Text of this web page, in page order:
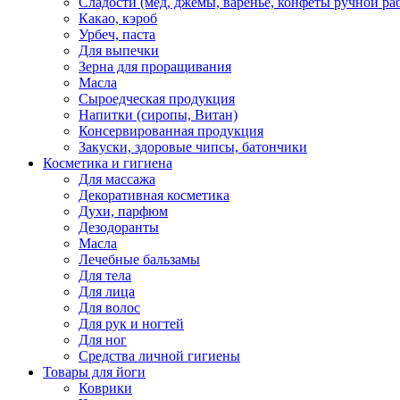
Какао, кэроб
Урбеч, паста
Для выпечки
Зерна для проращивания
Масла
Сыроедческая продукция
Напитки (сиропы, Витан)
Консервированная продукция
Закуски, здоровые чипсы, батончики
Косметика и гигиена
Для массажа
Декоративная косметика
Духи, парфюм
Дезодоранты
Масла
Лечебные бальзамы
Для тела
Для лица
Для волос
Для рук и ногтей
Для ног
Средства личной гигиены
Товары для йоги
Коврики